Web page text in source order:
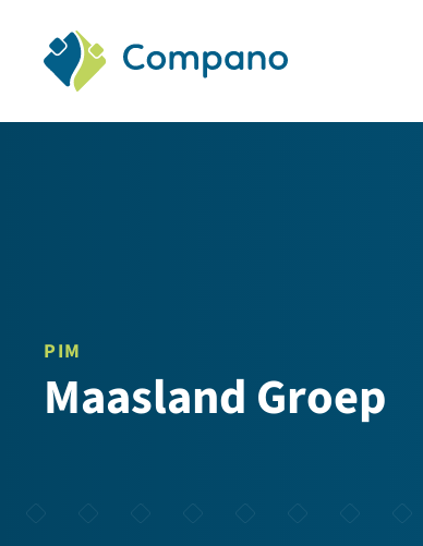
Compano Software
PIM
Maasland Groep